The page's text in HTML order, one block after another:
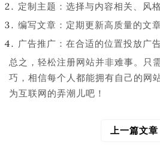
定制主题：选择与内容相关、风
编写文章：定期更新高质量的文
广告推广：在合适的位置投放广
总之，轻松注册网站并非难事。只
巧，相信每个人都能拥有自己的网
为互联网的弄潮儿吧！
上一篇文章